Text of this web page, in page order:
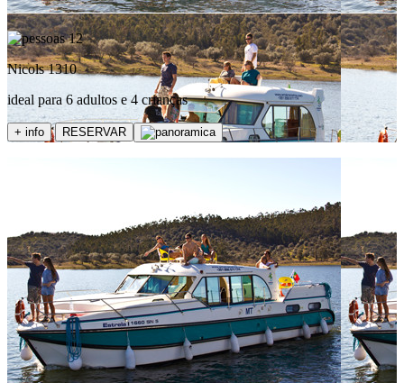
12
Nicols 1310
ideal para 6 adultos e 4 crianças
+ info RESERVAR